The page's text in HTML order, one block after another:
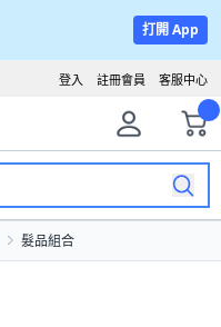
打開 App
客服中心
註冊會員
登入
髮品組合